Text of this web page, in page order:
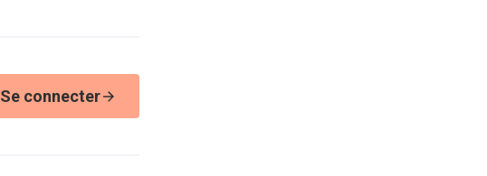
Se connecter